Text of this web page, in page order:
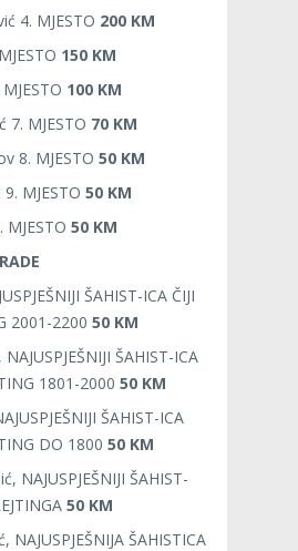
4. MJESTO 200 KM
150 KM
100 KM
7. MJESTO 70 KM
8. MJESTO 50 KM
MJESTO 50 KM
50 KM
ŠAHIST-ICA ČIJI
2001-2200 50 KM
ŠAHIST-ICA
1801-2000 50 KM
ŠAHIST-ICA
DO 1800 50 KM
NAJUSPJEŠNIJI ŠAHIST-
50 KM
ŠAHISTICA